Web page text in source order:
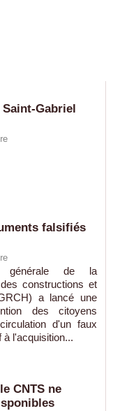
Saint-Gabriel
falsifiés
générale de la
constructions et
a lancé une
des citoyens
d'un faux
à l'acquisition...
CNTS ne